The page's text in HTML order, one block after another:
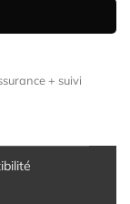
+ suivi